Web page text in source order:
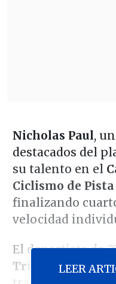
Nicholas Paul,
destacados del
su talento en el
Ciclismo de
finalizando
velocidad
El deportista de
Trinidad yLEER